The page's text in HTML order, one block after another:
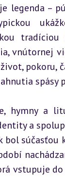
legenda –
vnútornej
pokoru,
spásy
hymny a
a
bol
vstupuje do